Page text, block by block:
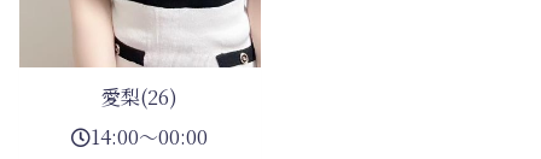
愛梨(26)
14:00～00:00